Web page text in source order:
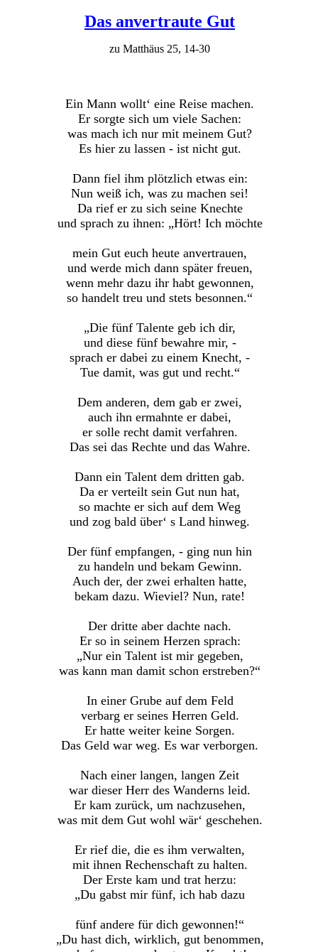
Das anvertraute Gut
zu Matthäus 25, 14-30
Ein Mann wollt‘ eine Reise machen.
Er sorgte sich um viele Sachen:
was mach ich nur mit meinem Gut?
Es hier zu lassen - ist nicht gut.
Dann fiel ihm plötzlich etwas ein:
Nun weiß ich, was zu machen sei!
Da rief er zu sich seine Knechte
und sprach zu ihnen: „Hört! Ich möchte
mein Gut euch heute anvertrauen,
und werde mich dann später freuen,
wenn mehr dazu ihr habt gewonnen,
so handelt treu und stets besonnen.“
„Die fünf Talente geb ich dir,
und diese fünf bewahre mir, -
sprach er dabei zu einem Knecht, -
Tue damit, was gut und recht.“
Dem anderen, dem gab er zwei,
auch ihn ermahnte er dabei,
er solle recht damit verfahren.
Das sei das Rechte und das Wahre.
Dann ein Talent dem dritten gab.
Da er verteilt sein Gut nun hat,
so machte er sich auf dem Weg
und zog bald über‘ s Land hinweg.
Der fünf empfangen, - ging nun hin
zu handeln und bekam Gewinn.
Auch der, der zwei erhalten hatte,
bekam dazu. Wieviel? Nun, rate!
Der dritte aber dachte nach.
Er so in seinem Herzen sprach:
„Nur ein Talent ist mir gegeben,
was kann man damit schon erstreben?“
In einer Grube auf dem Feld
verbarg er seines Herren Geld.
Er hatte weiter keine Sorgen.
Das Geld war weg. Es war verborgen.
Nach einer langen, langen Zeit
war dieser Herr des Wanderns leid.
Er kam zurück, um nachzusehen,
was mit dem Gut wohl wär‘ geschehen.
Er rief die, die es ihm verwalten,
mit ihnen Rechenschaft zu halten.
Der Erste kam und trat herzu:
„Du gabst mir fünf, ich hab dazu
fünf andere für dich gewonnen!“
„Du hast dich, wirklich, gut benommen,